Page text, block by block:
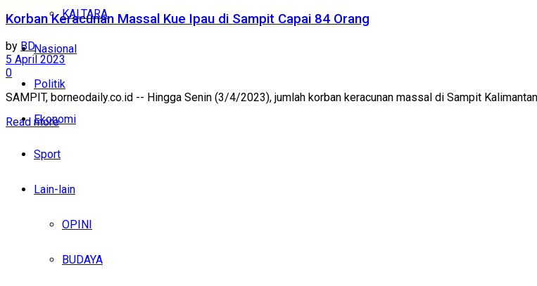
KALTARA
Nasional
Politik
Ekonomi
Sport
Lain-lain
OPINI
BUDAYA
Korban Keracunan Massal Kue Ipau di Sampit Capai 84 Orang
by BD
5 April 2023
0
SAMPIT, borneodaily.co.id -- Hingga Senin (3/4/2023), jumlah korban keracunan massal di Sampit
Read more